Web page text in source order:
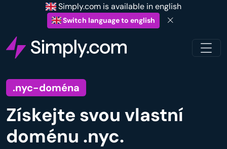
Simply.com is available in english
Switch language to english
.nyc-doména
Získejte svou vlastní
doménu .nyc.